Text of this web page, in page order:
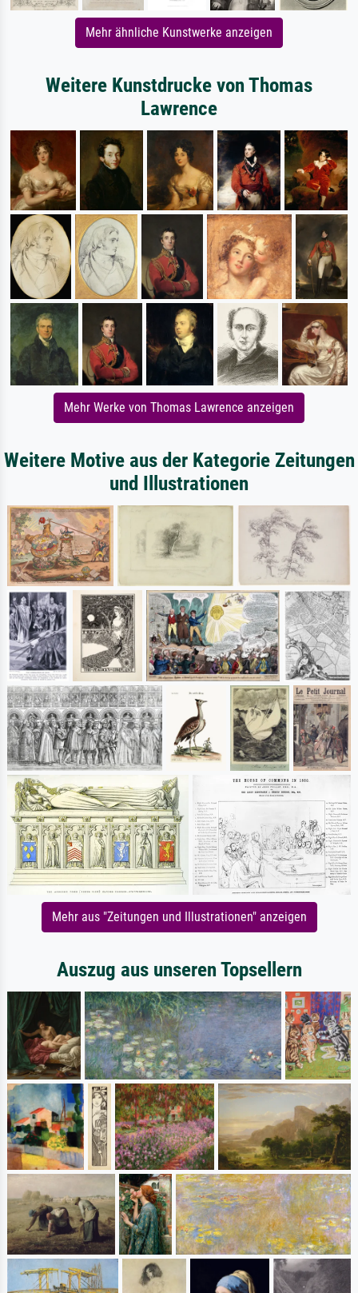
Mehr ähnliche Kunstwerke anzeigen
Weitere Kunstdrucke von Thomas
Lawrence
Mehr Werke von Thomas Lawrence anzeigen
Weitere Motive aus der Kategorie Zeitungen
und Illustrationen
Mehr aus "Zeitungen und Illustrationen" anzeigen
Auszug aus unseren Topsellern